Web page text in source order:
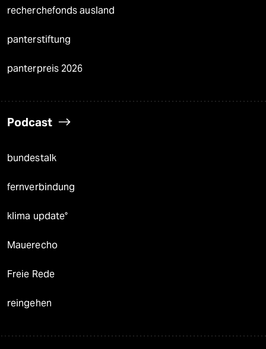
recherchefonds ausland
panterstiftung
panterpreis 2026
Podcast
bundestalk
fernverbindung
klima update°
Mauerecho
Freie Rede
reingehen